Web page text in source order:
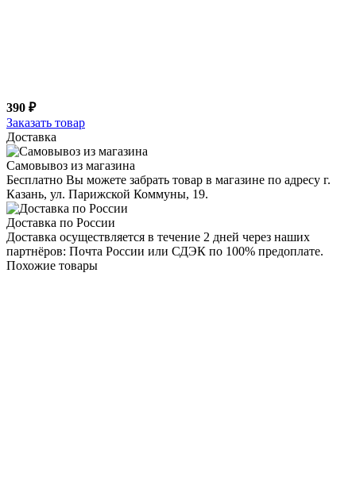
390 ₽
Заказать товар
Доставка
Самовывоз из магазина
Бесплатно Вы можете забрать товар в магазине по адресу г.
Казань, ул. Парижской Коммуны, 19.
Доставка по России
Доставка осуществляется в течение 2 дней через наших
партнёров: Почта России или СДЭК по 100% предоплате.
Похожие товары